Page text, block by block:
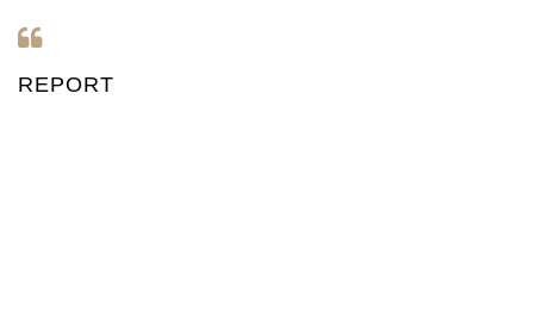
REPORT